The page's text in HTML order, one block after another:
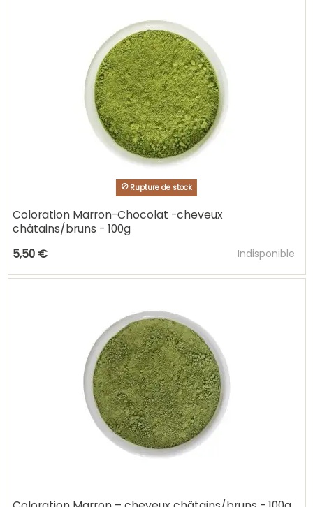
Rupture de stock
Coloration Marron-Chocolat -cheveux
châtains/bruns - 100g
5,50 €
Indisponible
Ajouter au